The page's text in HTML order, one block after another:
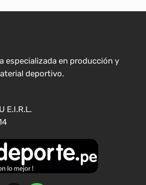
elegir
en
especializada en producción y
deportivo.
E.I.R.L.